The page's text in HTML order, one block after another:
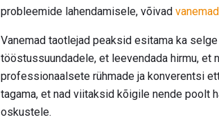
probleemide lahendamisele, võivad
Vanemad taotlejad peaksid esitama ka
tööstussuundadele, et leevendada hirmu, et
professionaalsete rühmade ja konverentsi
tagama, et nad viitaksid kõigile nende poolt
oskustele.